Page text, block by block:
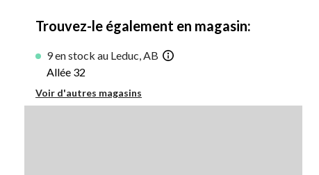
Trouvez-le également en magasin:
9 en stock au Leduc, AB
Allée 32
Voir d'autres magasins